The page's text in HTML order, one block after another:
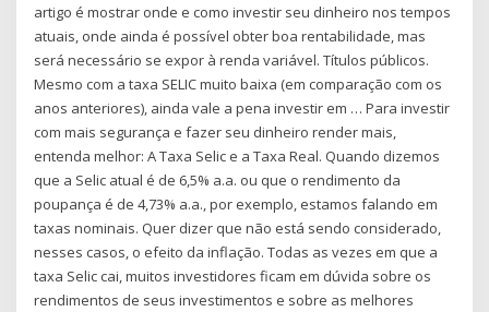
artigo é mostrar onde e como investir seu dinheiro nos tempos
atuais, onde ainda é possível obter boa rentabilidade, mas
será necessário se expor à renda variável. Títulos públicos.
Mesmo com a taxa SELIC muito baixa (em comparação com os
anos anteriores), ainda vale a pena investir em … Para investir
com mais segurança e fazer seu dinheiro render mais,
entenda melhor: A Taxa Selic e a Taxa Real. Quando dizemos
que a Selic atual é de 6,5% a.a. ou que o rendimento da
poupança é de 4,73% a.a., por exemplo, estamos falando em
taxas nominais. Quer dizer que não está sendo considerado,
nesses casos, o efeito da inflação. Todas as vezes em que a
taxa Selic cai, muitos investidores ficam em dúvida sobre os
rendimentos de seus investimentos e sobre as melhores